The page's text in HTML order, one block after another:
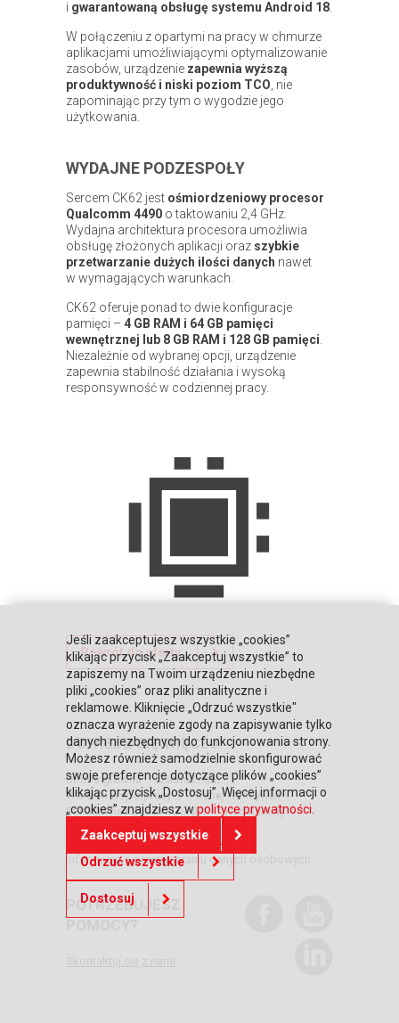
i gwarantowaną obsługę systemu Android 18
W połączeniu z opartymi na pracy w chmurze
aplikacjami umożliwiającymi optymalizowanie
zasobów, urządzenie zapewnia wyższą
produktywność i niski poziom TCO , nie
zapominając przy tym o wygodzie jego
użytkowania.
WYDAJNE PODZESPOŁY
Sercem CK62 jest ośmiordzeniowy procesor
Qualcomm 4490 o taktowaniu 2,4 GHz.
Wydajna architektura procesora umożliwia
obsługę złożonych aplikacji oraz szybkie
przetwarzanie dużych ilości danych nawet
w wymagających warunkach.
CK62 oferuje ponad to dwie konfiguracje
pamięci – 4 GB RAM i 64 GB pamięci
wewnętrznej lub 8 GB RAM i 128 GB pamięci
Niezależnie od wybranej opcji, urządzenie
zapewnia stabilność działania i wysoką
responsywność w codziennej pracy.
Powrót do oferty
DOWIEDZ SIĘ WIĘCEJ
Strona główna
Zaufali nam
Warunki współpracy
Poznaj Honeywell
BLIKIEM na kasach POSNET
Regulaminy
RODO
Relacje inwestorskie
Polityka prywatności
Informacja o przetwarzaniu danych osobowych
POTRZEBUJESZ
Jeśli zaakceptujesz wszystkie „cookies”
klikając przycisk „Zaakceptuj wszystkie” to
zapiszemy na Twoim urządzeniu niezbędne
pliki „cookies” oraz pliki analityczne i
reklamowe. Kliknięcie „Odrzuć wszystkie"
oznacza wyrażenie zgody na zapisywanie tylko
danych niezbędnych do funkcjonowania strony.
Możesz również samodzielnie skonfigurować
swoje preferencje dotyczące plików „cookies”
klikając przycisk „Dostosuj”. Więcej informacji o
„cookies” znajdziesz w polityce prywatności
Zaakceptuj wszystkie
Odrzuć wszystkie
Dostosuj